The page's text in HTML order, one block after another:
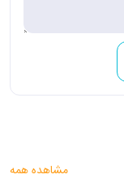
مشاهده همه